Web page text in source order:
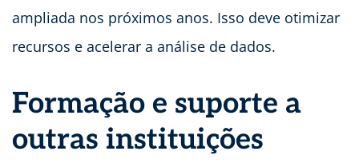
ampliada nos próximos anos. Isso deve otimizar
recursos e acelerar a análise de dados.
Formação e suporte a
outras instituições